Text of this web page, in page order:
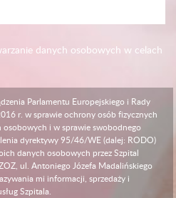
danych osobowych w celach
Parlamentu Europejskiego i Rady
r. w sprawie ochrony osób fizycznych
i w sprawie swobodnego
dyrektywy 95/46/WE (dalej: RODO)
danych osobowych przez Szpital
ul. Antoniego Józefa Madalińskiego
mi informacji, sprzedaży i
Szpitala.